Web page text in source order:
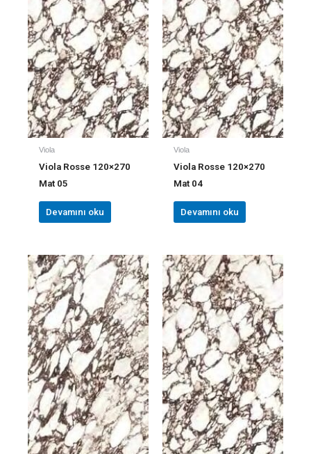
Viola
Viola Rosse 120×270
Mat 05
Devamını oku
Viola
Viola Rosse 120×270
Mat 04
Devamını oku